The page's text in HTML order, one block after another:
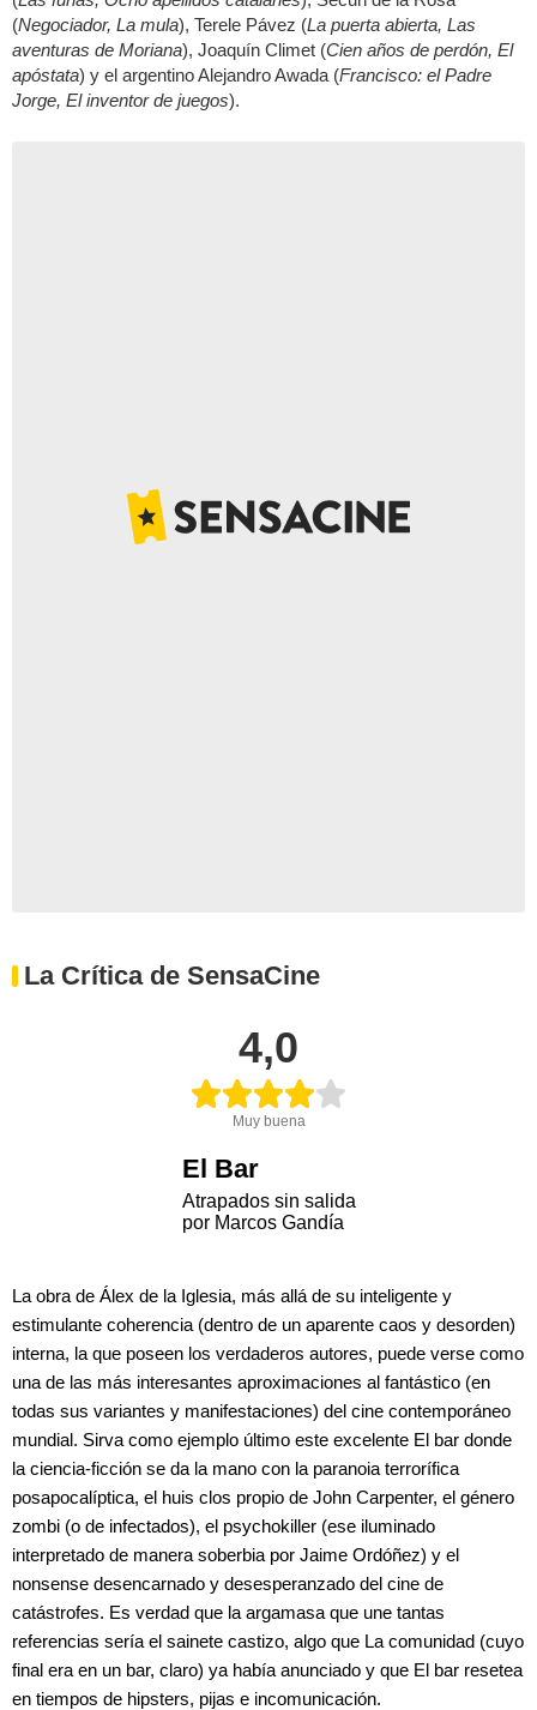
(Negociador, La mula), Terele Pávez (La puerta abierta, Las
aventuras de Moriana), Joaquín Climet (Cien años de perdón, El
apóstata) y el argentino Alejandro Awada (Francisco: el Padre
Jorge, El inventor de juegos).
La Crítica de SensaCine
4,0
Muy buena
El Bar
Atrapados sin salida
por Marcos Gandía
La obra de Álex de la Iglesia, más allá de su inteligente y
estimulante coherencia (dentro de un aparente caos y desorden)
interna, la que poseen los verdaderos autores, puede verse como
una de las más interesantes aproximaciones al fantástico (en
todas sus variantes y manifestaciones) del cine contemporáneo
mundial. Sirva como ejemplo último este excelente El bar donde
la ciencia-ficción se da la mano con la paranoia terrorífica
posapocalíptica, el huis clos propio de John Carpenter, el género
zombi (o de infectados), el psychokiller (ese iluminado
interpretado de manera soberbia por Jaime Ordóñez) y el
nonsense desencarnado y desesperanzado del cine de
catástrofes. Es verdad que la argamasa que une tantas
referencias sería el sainete castizo, algo que La comunidad (cuyo
final era en un bar, claro) ya había anunciado y que El bar resetea
en tiempos de hipsters, pijas e incomunicación.